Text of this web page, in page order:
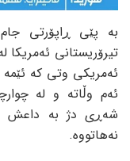
بە پێی ڕاپۆرتی
تیرۆریستانی
ئەمریکی وتی کە ئێمە
ئەم وڵاتە و لە
شەڕی دژ بە داعش
نەهاتووە.